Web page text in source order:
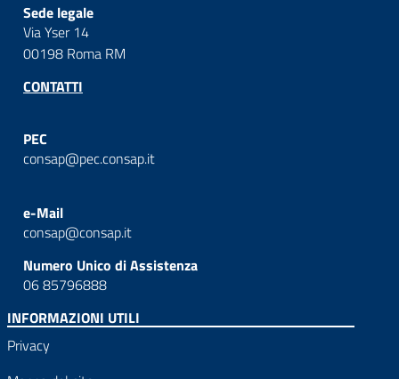
Sede legale
Via Yser 14
00198 Roma RM
CONTATTI
PEC
consap@pec.consap.it
e-Mail
consap@consap.it
Numero Unico di Assistenza
06 85796888
INFORMAZIONI UTILI
Privacy